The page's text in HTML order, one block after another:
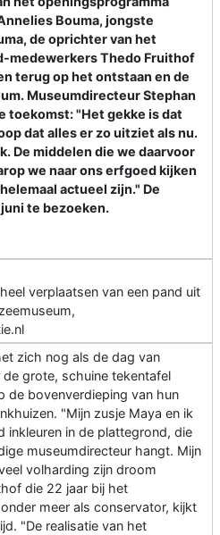
Bouma, jongste
de oprichter van het
medewerkers Thedo Fruithof
terug op het ontstaan en de
Museumdirecteur Stephan
toekomst: "Het gekke is dat
dat alles er zo uitziet als nu.
De middelen die we daarvoor
we naar ons erfgoed kijken
actueel zijn." De
te bezoeken.
verplaatsen van een pand uit
zich nog als de dag van
grote, schuine tekentafel
de bovenverdieping van hun
"Mijn zusje Maya en ik
inkleuren in de plattegrond, die
museumdirecteur hangt. Mijn
volharding zijn droom
die 22 jaar bij het
meer als conservator, kijkt
"De realisatie van het